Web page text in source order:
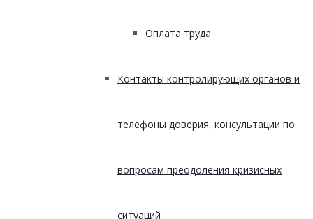
Оплата труда
Контакты контролирующих органов и
телефоны доверия, консультации по
вопросам преодоления кризисных
ситуаций